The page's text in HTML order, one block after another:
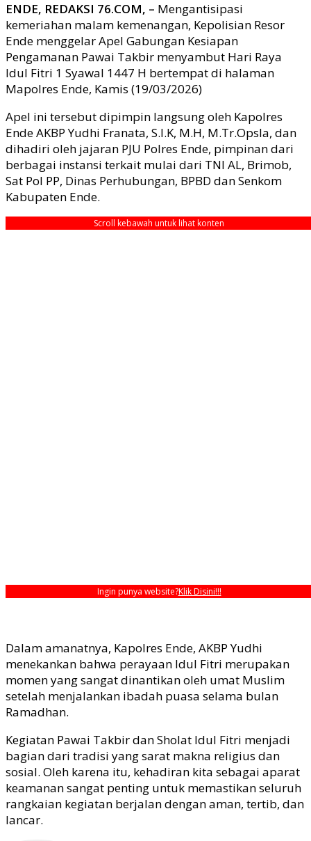
ENDE, REDAKSI 76.COM, – Mengantisipasi
kemeriahan malam kemenangan, Kepolisian Resor
Ende menggelar Apel Gabungan Kesiapan
Pengamanan Pawai Takbir menyambut Hari Raya
Idul Fitri 1 Syawal 1447 H bertempat di halaman
Mapolres Ende, Kamis (19/03/2026)
Apel ini tersebut dipimpin langsung oleh Kapolres
Ende AKBP Yudhi Franata, S.I.K, M.H, M.Tr.Opsla, dan
dihadiri oleh jajaran PJU Polres Ende, pimpinan dari
berbagai instansi terkait mulai dari TNI AL, Brimob,
Sat Pol PP, Dinas Perhubungan, BPBD dan Senkom
Kabupaten Ende.
Scroll kebawah untuk lihat konten
Ingin punya website?Klik Disini!!!
Dalam amanatnya, Kapolres Ende, AKBP Yudhi
menekankan bahwa perayaan Idul Fitri merupakan
momen yang sangat dinantikan oleh umat Muslim
setelah menjalankan ibadah puasa selama bulan
Ramadhan.
Kegiatan Pawai Takbir dan Sholat Idul Fitri menjadi
bagian dari tradisi yang sarat makna religius dan
sosial. Oleh karena itu, kehadiran kita sebagai aparat
keamanan sangat penting untuk memastikan seluruh
rangkaian kegiatan berjalan dengan aman, tertib, dan
lancar.